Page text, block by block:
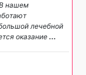
нашем
лечебной
оказание ...